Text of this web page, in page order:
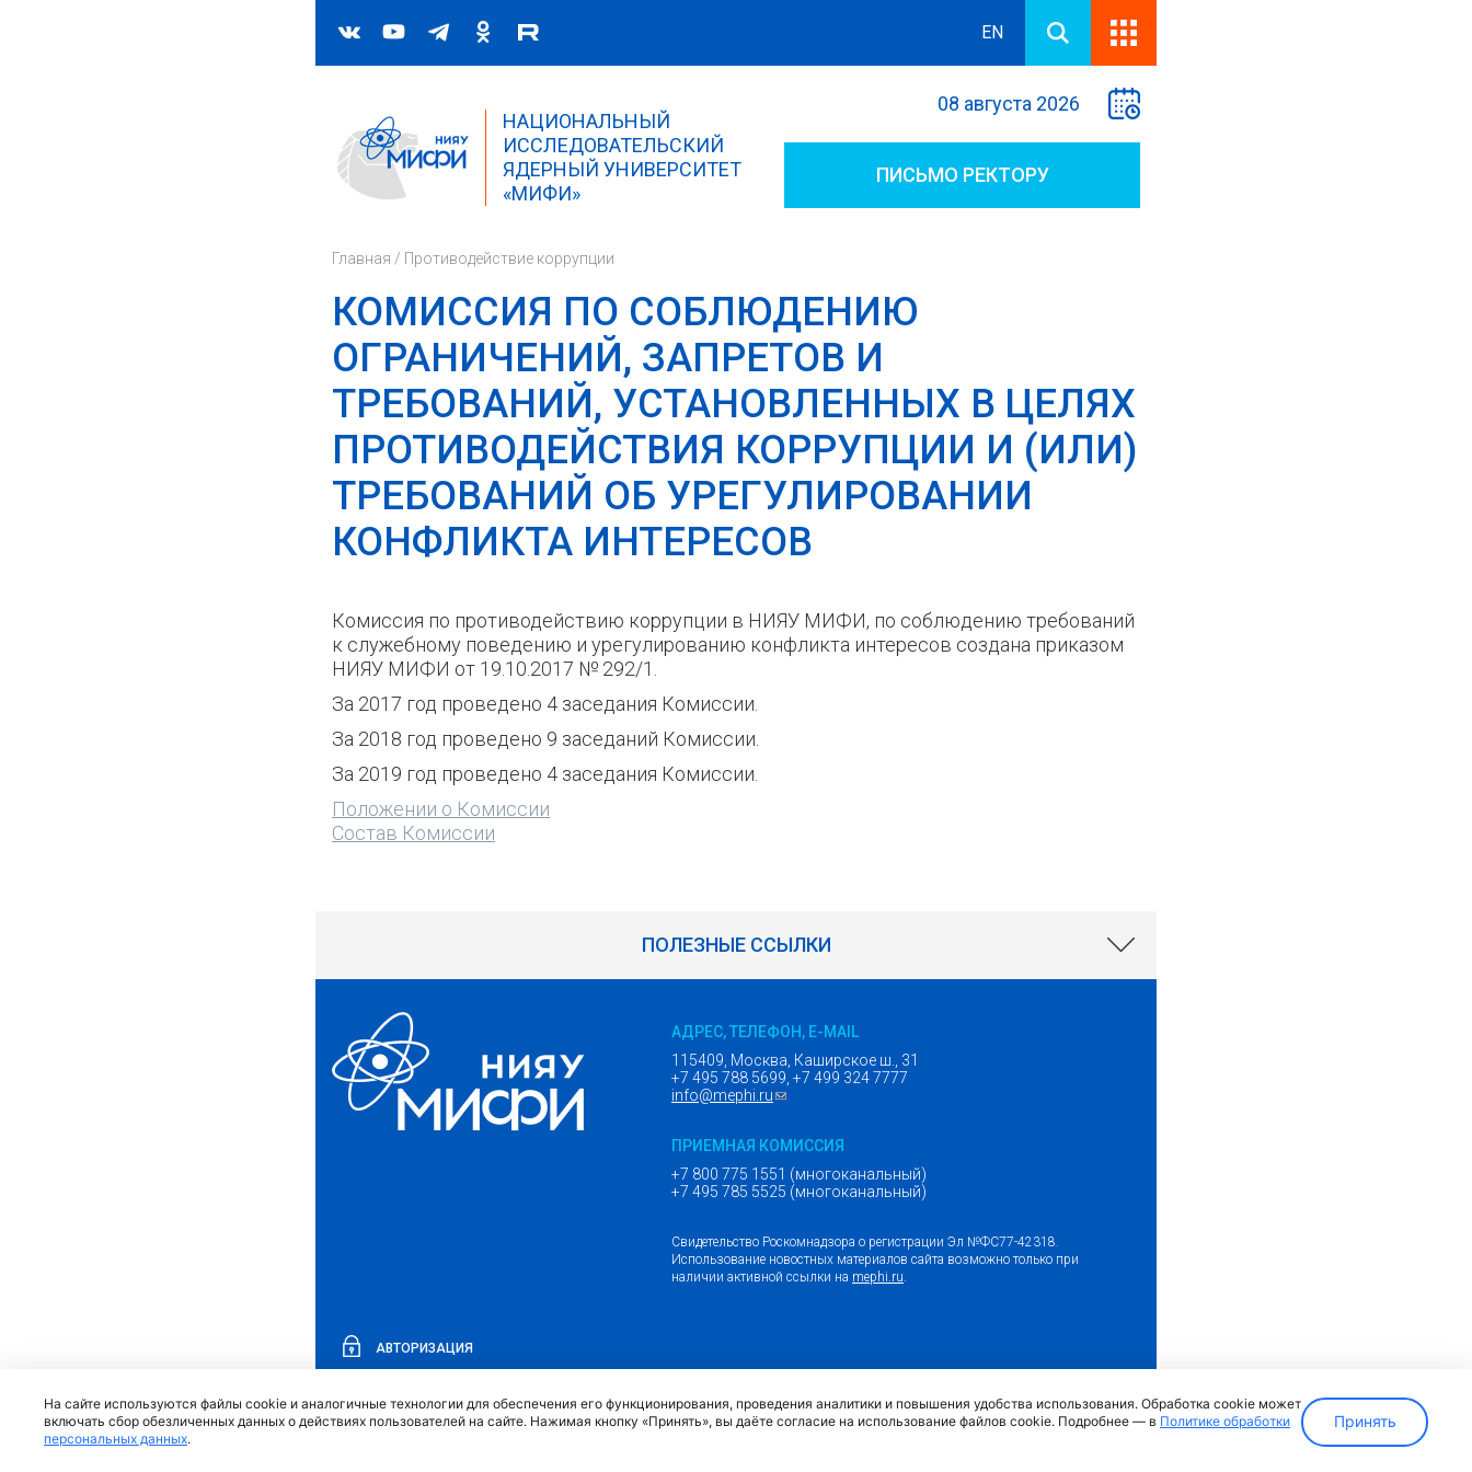
Форма поиска
EN
НАЦИОНАЛЬНЫЙ
ИССЛЕДОВАТЕЛЬСКИЙ
ЯДЕРНЫЙ УНИВЕРСИТЕТ
«МИФИ»
08 августа 2026
ПИСЬМО РЕКТОРУ
Главная / Противодействие коррупции
КОМИССИЯ ПО СОБЛЮДЕНИЮ
ОГРАНИЧЕНИЙ, ЗАПРЕТОВ И
ТРЕБОВАНИЙ, УСТАНОВЛЕННЫХ В ЦЕЛЯХ
ПРОТИВОДЕЙСТВИЯ КОРРУПЦИИ И (ИЛИ)
ТРЕБОВАНИЙ ОБ УРЕГУЛИРОВАНИИ
КОНФЛИКТА ИНТЕРЕСОВ
Комиссия по противодействию коррупции в НИЯУ МИФИ, по соблюдению требований
к служебному поведению и урегулированию конфликта интересов создана приказом
НИЯУ МИФИ от 19.10.2017 № 292/1.
За 2017 год проведено 4 заседания Комиссии.
За 2018 год проведено 9 заседаний Комиссии.
За 2019 год проведено 4 заседания Комиссии.
Положении о Комиссии
Состав Комиссии
ПОЛЕЗНЫЕ ССЫЛКИ
АДРЕС, ТЕЛЕФОН, E-MAIL
115409, Москва, Каширское ш., 31
+7 495 788 5699, +7 499 324 7777
info@mephi.ru(ссылка для отправки email)
ПРИЕМНАЯ КОМИССИЯ
+7 800 775 1551 (многоканальный)
+7 495 785 5525 (многоканальный)
Свидетельство Роскомнадзора о регистрации Эл №ФС77-42318.
Использование новостных материалов сайта возможно только при
наличии активной ссылки на mephi.ru.
АВТОРИЗАЦИЯ
Политика обработки персональных данных МИФИ
На сайте используются файлы cookie и аналогичные технологии для обеспечения его функционирования, проведения аналитики и повышения удобства использования. Обработка cookie может
включать сбор обезличенных данных о действиях пользователей на сайте. Нажимая кнопку «Принять», вы даёте согласие на использование файлов cookie. Подробнее — в Политике обработки
персональных данных.
Принять